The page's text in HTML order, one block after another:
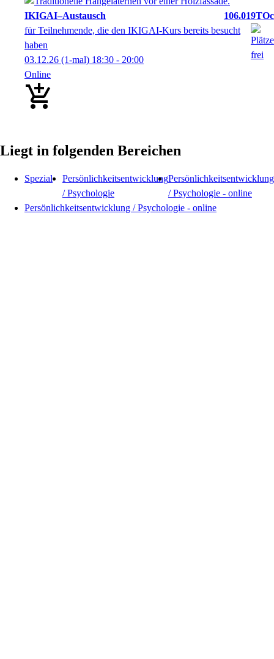
IKIGAI–Austausch
106.019TOc
für Teilnehmende, die den IKIGAI-Kurs bereits besucht
haben
03.12.26 (1-mal) 18:30 - 20:00
Online
Liegt in folgenden Bereichen
Spezial
Persönlichkeitsentwicklung
/ Psychologie
Persönlichkeitsentwicklung
/ Psychologie - online
Persönlichkeitsentwicklung / Psychologie - online